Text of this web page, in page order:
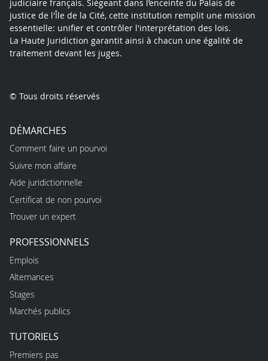
judiciaire français. Siégeant dans l’enceinte du Palais de
justice de l'Île de la Cité, cette institution remplit une mission
essentielle: unifier et contrôler l'interprétation des lois.
La Haute Juridiction garantit ainsi à chacun une égalité de
traitement devant les juges.
© Tous droits réservés
DÉMARCHES
Comment faire un pourvoi
Suivre mon affaire
Aide juridictionnelle
Certificat de non pourvoi
Trouver un expert
PROFESSIONNELS
Emplois
Alternances
Stages
Marchés publics
TUTORIELS
Premiers pas